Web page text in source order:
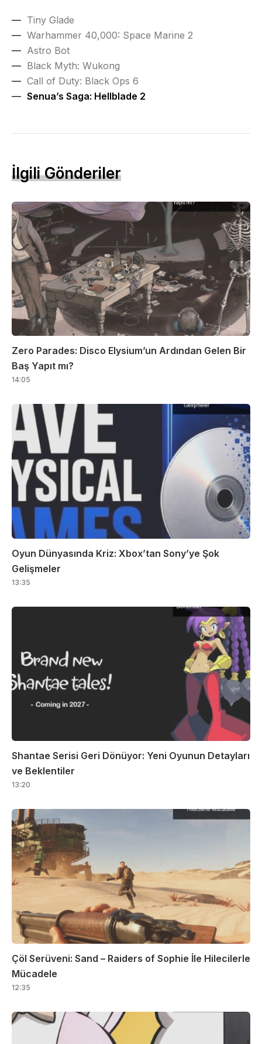
Tiny Glade
Warhammer 40,000: Space Marine 2
Astro Bot
Black Myth: Wukong
Call of Duty: Black Ops 6
Senua’s Saga: Hellblade 2
İlgili Gönderiler
Zero Parades: Disco Elysium’un Ardından Gelen Bir
Baş Yapıt mı?
14:05
Oyun Dünyasında Kriz: Xbox’tan Sony’ye Şok
Gelişmeler
13:35
Shantae Serisi Geri Dönüyor: Yeni Oyunun Detayları
ve Beklentiler
13:20
Çöl Serüveni: Sand – Raiders of Sophie İle Hilecilerle
Mücadele
12:35